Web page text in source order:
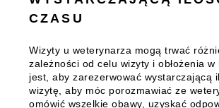
CZASU
Wizyty u weterynarza mogą trwać
zależności od celu wizyty i obłożenia w
jest, aby zarezerwować wystarczającą
wizytę, aby móc porozmawiać ze
omówić wszelkie obawy, uzyskać